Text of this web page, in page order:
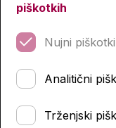
piškotkih
Nujni piškotki
Analitični
Trženjski